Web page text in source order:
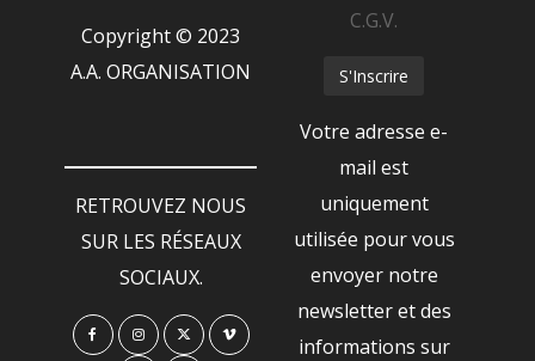
Copyright © 2023
A.A. ORGANISATION
RETROUVEZ NOUS
SUR LES RÉSEAUX
SOCIAUX.
C.G.V.
Votre adresse e-
mail est
uniquement
utilisée pour vous
envoyer notre
newsletter et des
informations sur